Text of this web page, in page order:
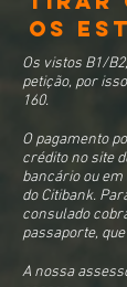
OS
Os vistos B1/
petição, por
160.
O pagamento
crédito no site
bancário ou
do Citibank.
consulado
passaporte,
A nossa